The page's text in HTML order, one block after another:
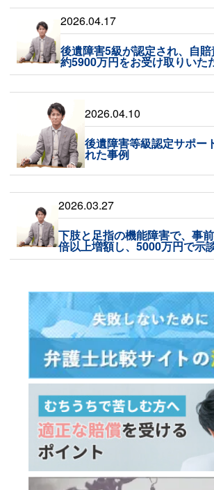
2026.04.17
後遺障害5級が認定され、自
約5900万円をお受け取りいた
2026.04.10
後遺障害等級認定サポー
れた事例
2026.03.27
下肢と足指の機能障害で、事
倍以上増額し、5000万円で示